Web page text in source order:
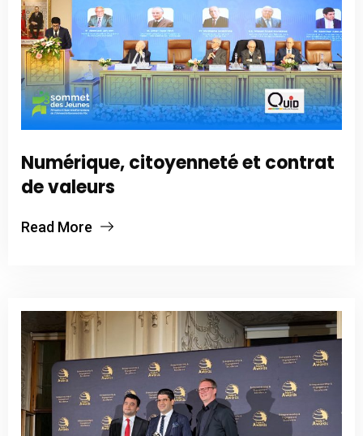
Numérique, citoyenneté et contrat
de valeurs
Read More